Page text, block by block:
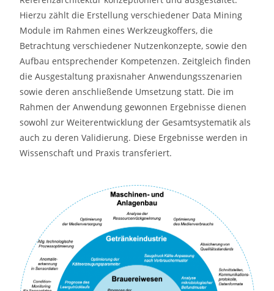
Hierzu zählt die Erstellung verschiedener Data Mining
Module im Rahmen eines Werkzeugkoffers, die
Betrachtung verschiedener Nutzenkonzepte, sowie den
Aufbau entsprechender Kompetenzen. Zeitgleich finden
die Ausgestaltung praxisnaher Anwendungsszenarien
sowie deren anschließende Umsetzung statt. Die im
Rahmen der Anwendung gewonnen Ergebnisse dienen
sowohl zur Weiterentwicklung der Gesamtsystematik als
auch zu deren Validierung. Diese Ergebnisse werden in
Wissenschaft und Praxis transferiert.